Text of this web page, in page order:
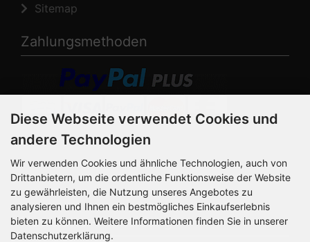
Sitemap
Zahlungsmethoden
Die Box kann unter
werden. Die Sprachvariablen befinden sich in der Datei
bootstrap4/lang/german/lang_german.custom.
Newsletter-Anmeldung
Diese Webseite verwendet Cookies und
andere Technologien
Wir verwenden Cookies und ähnliche Technologien, auch von
Drittanbietern, um die ordentliche Funktionsweise der Website
zu gewährleisten, die Nutzung unseres Angebotes zu
analysieren und Ihnen ein bestmögliches Einkaufserlebnis
bieten zu können. Weitere Informationen finden Sie in unserer
Datenschutzerklärung.